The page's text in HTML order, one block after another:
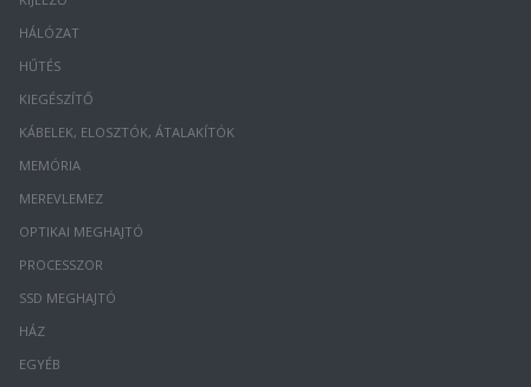
HÁLÓZAT
HŰTÉS
KIEGÉSZÍTŐ
KÁBELEK, ELOSZTÓK, ÁTALAKÍTÓK
MEMÓRIA
MEREVLEMEZ
OPTIKAI MEGHAJTÓ
PROCESSZOR
SSD MEGHAJTÓ
HÁZ
EGYÉB